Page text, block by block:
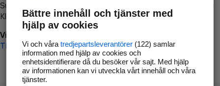
Surfa till
Klicka påTillbaka-knappen i webbläsaren och försök igen
Vi beklagar besväret!
Till startsidan
Bättre innehåll och tjänster med
hjälp av cookies
Vi och våra tredjepartsleverantörer(122) samlar
information med hjälp av cookies och
enhetsidentifierare då du besöker vår sajt. Med hjälp
av informationen kan vi utveckla vårt innehåll och våra
tjänster.